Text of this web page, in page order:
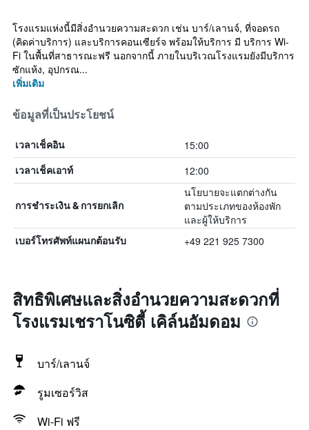
โรงแรมแห่งนี้มีสิ่งอำนวยความสะดวก เช่น บาร์/เลานจ์, ที่จอดรถ
(คิดค่าบริการ) และบริการคอนเซียร์จ พร้อมให้บริการ มี บริการ Wi-
Fi ในพื้นที่สาธารณะฟรี นอกจากนี้ ภายในบริเวณโรงแรมยังมีบริการ
ซักแห้ง, อุปกรณ...
เพิ่มเติม
ข้อมูลที่เป็นประโยชน์
เวลาเช็คอิน 15:00
เวลาเช็คเอาท์ 12:00
การชำระเงิน & การยกเลิก
นโยบายจะแตกต่างกัน
ตามประเภทของห้องพัก
และผู้ให้บริการ
เบอร์โทรศัพท์แผนกต้อนรับ +49 221 925 7300
สิทธิพิเศษและสิ่งอำนวยความสะดวกที่
โรงแรมเชราโนซิตี้ เคิล์นอัมดอม
บาร์/เลานจ์
รูมเซอร์วิส
Wi-Fi ฟรี